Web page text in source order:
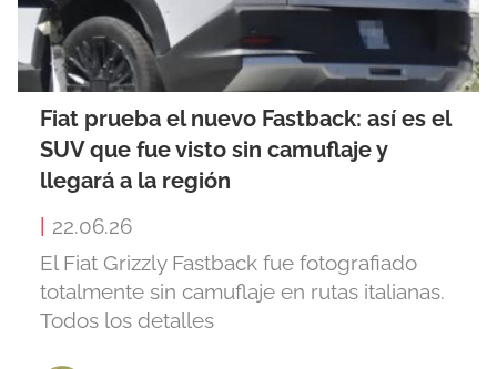
Fiat prueba el nuevo Fastback: así es el
SUV que fue visto sin camuflaje y
llegará a la región
22.06.26
El Fiat Grizzly Fastback fue fotografiado
totalmente sin camuflaje en rutas italianas.
Todos los detalles